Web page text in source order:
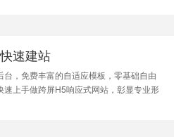
速建站
台，免费丰富的自适应模板，零基础自由
速上手做跨屏H5响应式网站，彰显专业形